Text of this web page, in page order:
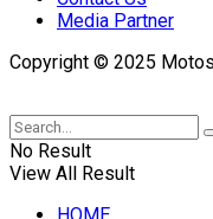
Media Partner
Copyright © 2025
No Result
View All Result